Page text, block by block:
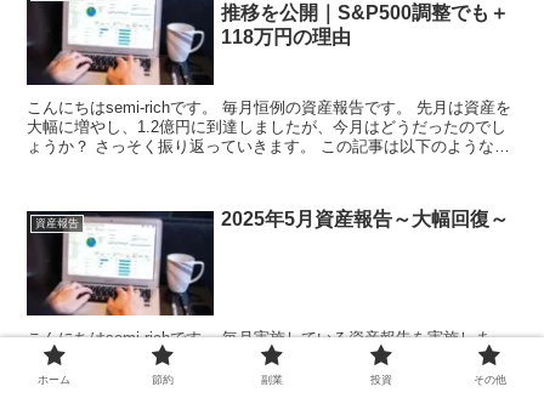
推移を公開｜S&P500調整でも＋
118万円の理由
こんにちはsemi-richです。 毎月恒例の資産報告です。 先月は資産を
大幅に増やし、1.2億円に到達しましたが、今月はどうだったのでし
ょうか？ さっそく振り返っていきます。 この記事は以下のような方
資産報告 2025年5月資産報告～大幅回復～
こんにちはsemi-richです。 毎月実施している資産報告を実施しま
す。 3～4月は大幅に資産が減ってしまいましたが、 今月はどうなっ
たのか。 気になる方は是非ご覧ください。 この記事は以下の興味
ホーム 節約 副業 投資 その他